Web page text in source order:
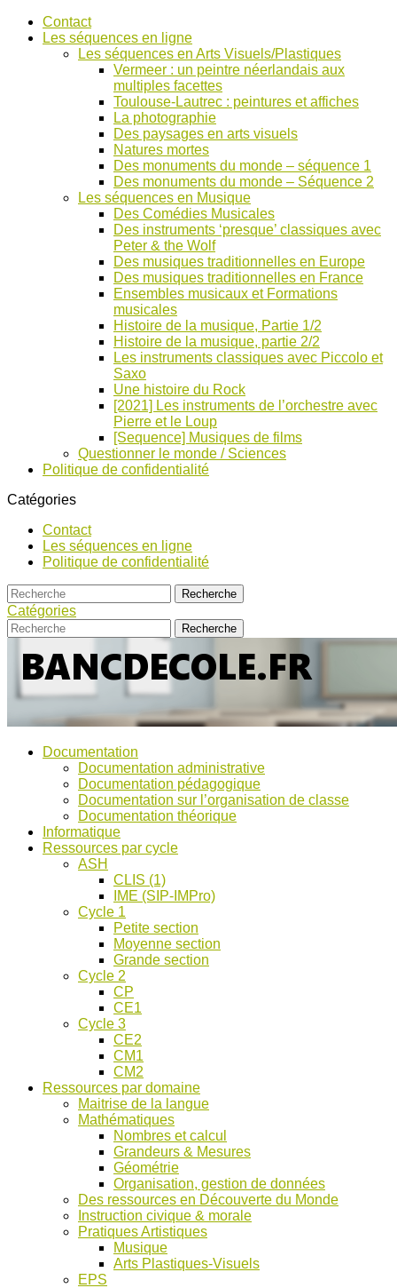
AccéderContact
Les séquences en ligne
Les séquences en Arts Visuels/Plastiques
Vermeer : un peintre néerlandais aux
multiples facettes
Toulouse-Lautrec : peintures et affiches
La photographie
Des paysages en arts visuels
Natures mortes
Des monuments du monde – séquence 1
Des monuments du monde – Séquence 2
Les séquences en Musique
Des Comédies Musicales
Des instruments ‘presque’ classiques avec
Peter & the Wolf
Des musiques traditionnelles en Europe
Des musiques traditionnelles en France
Ensembles musicaux et Formations
musicales
Histoire de la musique, Partie 1/2
Histoire de la musique, partie 2/2
Les instruments classiques avec Piccolo et
Saxo
Une histoire du Rock
[2021] Les instruments de l’orchestre avec
Pierre et le Loup
[Sequence] Musiques de films
Questionner le monde / Sciences
Politique de confidentialité
Catégories
Contact
Les séquences en ligne
Politique de confidentialité
Catégories
Bancs
d’Ecole
pour
discussions
Documentation
Documentation administrative
Documentation pédagogique
Documentation sur l’organisation de classe
Documentation théorique
Informatique
Ressources par cycle
ASH
CLIS (1)
IME (SIP-IMPro)
Cycle 1
Petite section
Moyenne section
Grande section
Cycle 2
CP
CE1
Cycle 3
CE2
CM1
CM2
Ressources par domaine
Maitrise de la langue
Mathématiques
Nombres et calcul
Grandeurs & Mesures
Géométrie
Organisation, gestion de données
Des ressources en Découverte du Monde
Instruction civique & morale
Pratiques Artistiques
Musique
Arts Plastiques-Visuels
EPS